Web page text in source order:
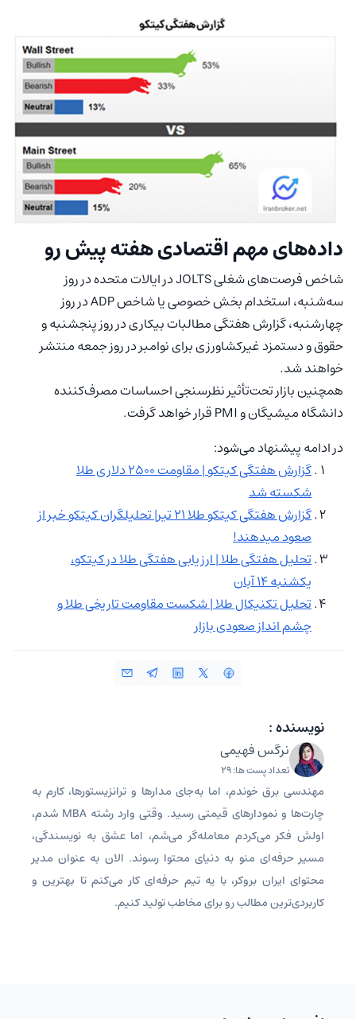
داده‌های مهم اقتصادی هفته پیش رو
شاخص فرصت‌های شغلی JOLTS در ایالات متحده در روز
سه‌شنبه، استخدام بخش خصوصی یا شاخص ADP در روز
چهارشنبه، گزارش هفتگی مطالبات بیکاری در روز پنجشنبه و
حقوق و دستمزد غیرکشاورزی برای نوامبر در روز جمعه منتشر
خواهند شد.
همچنین بازار تحت‌تأثیر نظرسنجی احساسات مصرف‌کننده
دانشگاه میشیگان و PMI قرار خواهد گرفت.
در ادامه پیشنهاد می‌شود:
گزارش هفتگی کیتکو | مقاومت ۲۵۰۰ دلاری طلا
شکسته شد
گزارش هفتگی کیتکو طلا ۲۱ تیر| تحلیلگران کیتکو خبر از
صعود میدهند!
تحلیل هفتگی طلا | ارزیابی هفتگی طلا در کیتکو،
یکشنبه ۱۴ آبان
تحلیل تکنیکال طلا | شکست مقاومت تاریخی طلا و
چشم‌ انداز صعودی بازار
نویسنده :
نرگس فهیمی
تعداد پست ها: 29
مهندسی برق خوندم، اما به‌جای مدارها و ترانزیستورها، کارم به
چارت‌ها و نمودارهای قیمتی رسید. وقتی وارد رشته MBA شدم،
اولش فکر می‌کردم معامله‌گر می‌شم، اما عشق به نویسندگی،
مسیر حرفه‌ای منو به دنیای محتوا رسوند. الان به عنوان مدیر
محتوای ایران بروکر، با یه تیم حرفه‌ای کار می‌کنم تا بهترین و
کاربردی‌ترین مطالب رو برای مخاطب تولید کنیم.